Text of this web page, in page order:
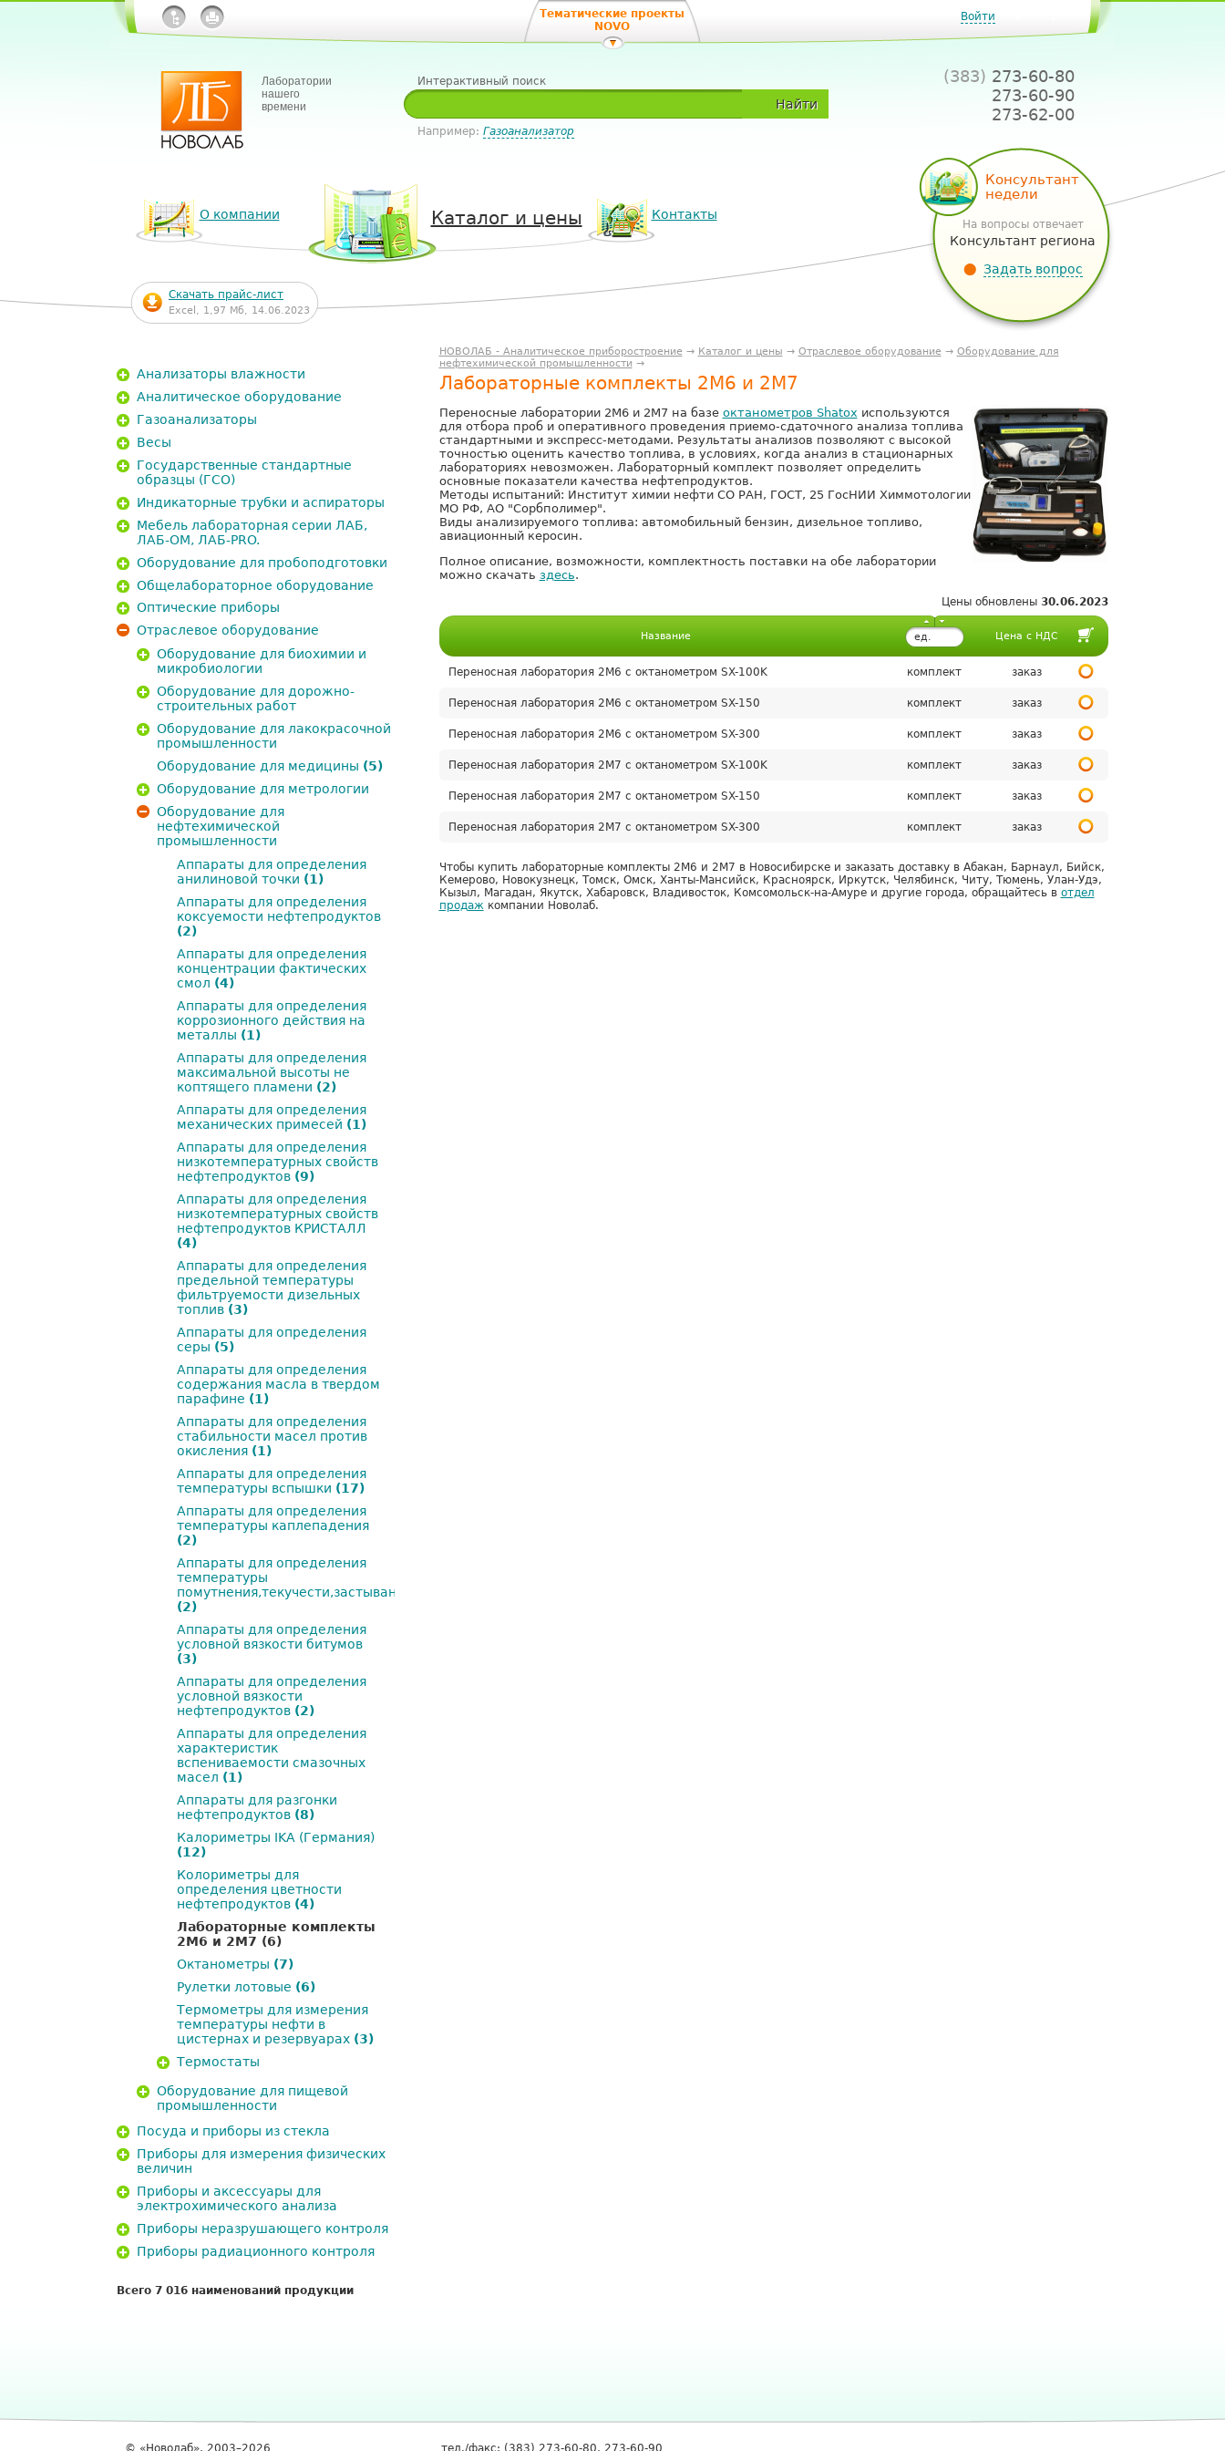
Войти
Тематические проекты
NOVO
Лаборатории
нашего
времени
Интерактивный поиск
Найти
Например:Газоанализатор
(383) 273-60-80
273-60-90
273-62-00
О компании Каталог и цены Контакты
Консультант
недели
На вопросы отвечает
Консультант региона
Задать вопрос
Скачать прайс-лист
Excel, 1,97 Мб, 14.06.2023
НОВОЛАБ - Аналитическое приборостроение → Каталог и цены → Отраслевое оборудование → Оборудование для
нефтехимической промышленности →
Лабораторные комплекты 2М6 и 2М7
Переносные лаборатории 2М6 и 2М7 на базе октанометров Shatox используются
для отбора проб и оперативного проведения приемо-сдаточного анализа топлива
стандартными и экспресс-методами. Результаты анализов позволяют с высокой
точностью оценить качество топлива, в условиях, когда анализ в стационарных
лабораториях невозможен. Лабораторный комплект позволяет определить
основные показатели качества нефтепродуктов.
Методы испытаний: Институт химии нефти СО РАН, ГОСТ, 25 ГосНИИ Химмотологии
МО РФ, АО "Сорбполимер".
Виды анализируемого топлива: автомобильный бензин, дизельное топливо,
авиационный керосин.
Полное описание, возможности, комплектность поставки на обе лаборатории
можно скачать здесь.
Цены обновлены30.06.2023
Название
ед.
изм.
Цена с НДС
Переносная лаборатория 2М6 с октанометром SX-100K комплект заказ
Переносная лаборатория 2М6 с октанометром SX-150 комплект заказ
Переносная лаборатория 2М6 с октанометром SX-300 комплект заказ
Переносная лаборатория 2М7 с октанометром SX-100K комплект заказ
Переносная лаборатория 2М7 с октанометром SX-150 комплект заказ
Переносная лаборатория 2М7 с октанометром SX-300 комплект заказ
Чтобы купить лабораторные комплекты 2М6 и 2М7 в Новосибирске и заказать доставку в Абакан, Барнаул, Бийск,
Кемерово, Новокузнецк, Томск, Омск, Ханты-Мансийск, Красноярск, Иркутск, Челябинск, Читу, Тюмень, Улан-Удэ,
Кызыл, Магадан, Якутск, Хабаровск, Владивосток, Комсомольск-на-Амуре и другие города, обращайтесь в отдел
продажкомпании Новолаб.
Анализаторы влажности
Аналитическое оборудование
Газоанализаторы
Весы
Государственные стандартные
образцы (ГСО)
Индикаторные трубки и аспираторы
Мебель лабораторная серии ЛАБ,
ЛАБ-ОМ, ЛАБ-PRO.
Оборудование для пробоподготовки
Общелабораторное оборудование
Оптические приборы
Отраслевое оборудование
Оборудование для биохимии и
микробиологии
Оборудование для дорожно-
строительных работ
Оборудование для лакокрасочной
промышленности
Оборудование для медицины (5)
Оборудование для метрологии
Оборудование для
нефтехимической
промышленности
Аппараты для определения
анилиновой точки (1)
Аппараты для определения
коксуемости нефтепродуктов
(2)
Аппараты для определения
концентрации фактических
смол (4)
Аппараты для определения
коррозионного действия на
металлы (1)
Аппараты для определения
максимальной высоты не
коптящего пламени (2)
Аппараты для определения
механических примесей (1)
Аппараты для определения
низкотемпературных свойств
нефтепродуктов (9)
Аппараты для определения
низкотемпературных свойств
нефтепродуктов КРИСТАЛЛ
(4)
Аппараты для определения
предельной температуры
фильтруемости дизельных
топлив (3)
Аппараты для определения
серы (5)
Аппараты для определения
содержания масла в твердом
парафине (1)
Аппараты для определения
стабильности масел против
окисления (1)
Аппараты для определения
температуры вспышки (17)
Аппараты для определения
температуры каплепадения
(2)
Аппараты для определения
температуры
помутнения,текучести,застывания
(2)
Аппараты для определения
условной вязкости битумов
(3)
Аппараты для определения
условной вязкости
нефтепродуктов (2)
Аппараты для определения
характеристик
вспениваемости смазочных
масел (1)
Аппараты для разгонки
нефтепродуктов (8)
Калориметры IKA (Германия)
(12)
Колориметры для
определения цветности
нефтепродуктов (4)
Лабораторные комплекты
2М6 и 2М7 (6)
Октанометры (7)
Рулетки лотовые (6)
Термометры для измерения
температуры нефти в
цистернах и резервуарах (3)
Термостаты
Оборудование для пищевой
промышленности
Посуда и приборы из стекла
Приборы для измерения физических
величин
Приборы и аксессуары для
электрохимического анализа
Приборы неразрушающего контроля
Приборы радиационного контроля
Всего 7 016 наименований продукции
© «Новолаб», 2003–2026 тел./факс: (383) 273-60-80, 273-60-90